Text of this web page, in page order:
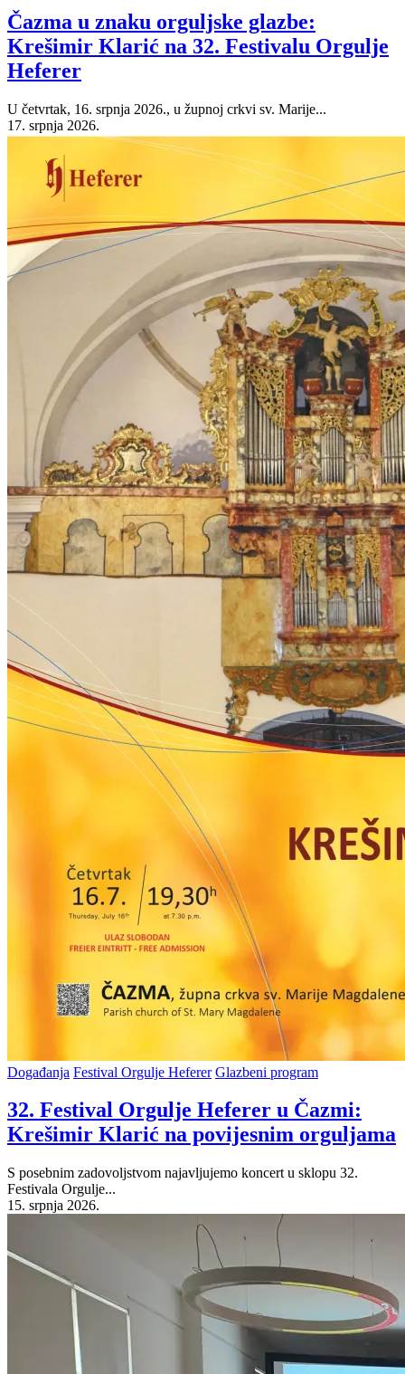
Čazma u znaku orguljske glazbe:
Krešimir Klarić na 32. Festivalu Orgulje
Heferer
U četvrtak, 16. srpnja 2026., u župnoj crkvi sv. Marije...
17. srpnja 2026.
Posted
Događanja Festival Orgulje Heferer Glazbeni program
32. Festival Orgulje Heferer u Čazmi:
Krešimir Klarić na povijesnim orguljama
S posebnim zadovoljstvom najavljujemo koncert u sklopu 32.
Festivala Orgulje...
15. srpnja 2026.